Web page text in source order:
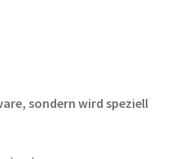
sondern wird speziell